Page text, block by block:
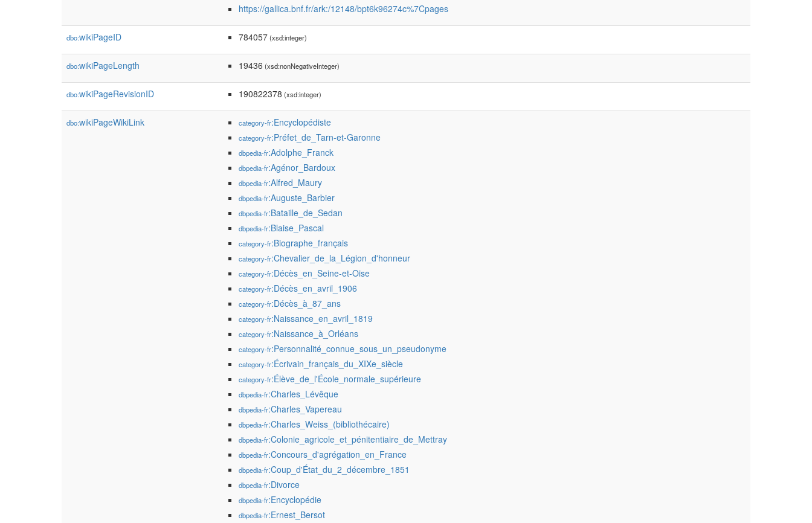
https://gallica.bnf.fr/ark:/12148/bpt6k96274c%7Cpages
dbo:wikiPageID 784057(xsd:integer)
dbo:wikiPageLength 19436 (xsd:nonNegativeInteger)
dbo:wikiPageRevisionID 190822378 (xsd:integer)
dbo:wikiPageWikiLink category-fr:Encyclopédiste
category-fr:Préfet_de_Tarn-et-Garonne
dbpedia-fr:Adolphe_Franck
dbpedia-fr:Agénor_Bardoux
dbpedia-fr:Alfred_Maury
dbpedia-fr:Auguste_Barbier
dbpedia-fr:Bataille_de_Sedan
dbpedia-fr:Blaise_Pascal
category-fr:Biographe_français
category-fr:Chevalier_de_la_Légion_d'honneur
category-fr:Décès_en_Seine-et-Oise
category-fr:Décès_en_avril_1906
category-fr:Décès_à_87_ans
category-fr:Naissance_en_avril_1819
category-fr:Naissance_à_Orléans
category-fr:Personnalité_connue_sous_un_pseudonyme
category-fr:Écrivain_français_du_XIXe_siècle
category-fr:Élève_de_l'École_normale_supérieure
dbpedia-fr:Charles_Lévêque
dbpedia-fr:Charles_Vapereau
dbpedia-fr:Charles_Weiss_(bibliothécaire)
dbpedia-fr:Colonie_agricole_et_pénitentiaire_de_Mettray
dbpedia-fr:Concours_d'agrégation_en_France
dbpedia-fr:Coup_d'État_du_2_décembre_1851
dbpedia-fr:Divorce
dbpedia-fr:Encyclopédie
dbpedia-fr:Ernest_Bersot